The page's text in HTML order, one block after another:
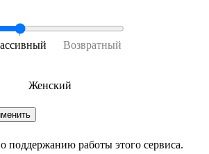
Женский
поддержанию работы этого сервиса.